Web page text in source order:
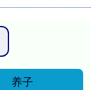
养子